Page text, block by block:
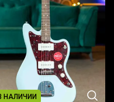
НАЛИЧИИ